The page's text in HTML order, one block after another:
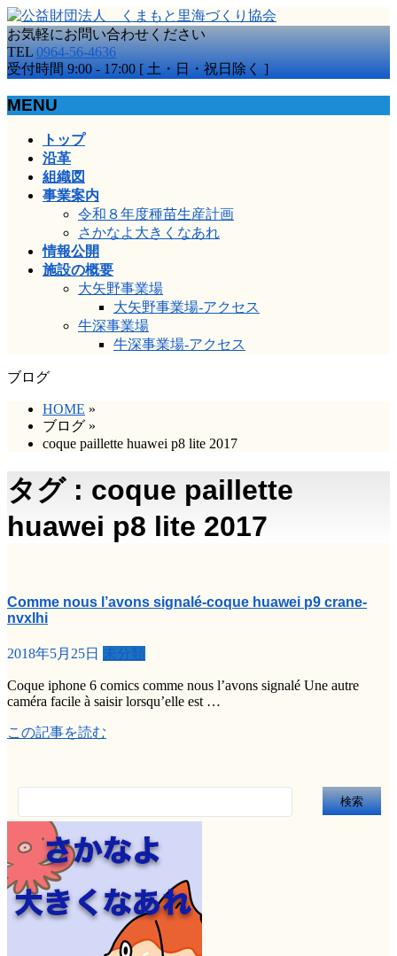
お気軽にお問い合わせください
TEL 0964-56-4636
受付時間 9:00 - 17:00 [ 土・日・祝日除く ]
MENU
トップ
沿革
組織図
事業案内
令和８年度種苗生産計画
さかなよ大きくなあれ
情報公開
施設の概要
大矢野事業場
大矢野事業場-アクセス
牛深事業場
牛深事業場-アクセス
ブログ
HOME »
ブログ »
coque paillette huawei p8 lite 2017
タグ : coque paillette
huawei p8 lite 2017
Comme nous l’avons signalé-coque huawei p9 crane-
nvxlhi
2018年5月25日 未分類
Coque iphone 6 comics comme nous l’avons signalé Une autre
caméra facile à saisir lorsqu’elle est …
この記事を読む
索: